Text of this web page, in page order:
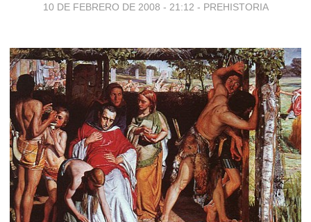
10 DE FEBRERO DE 2008 - 21:12 - PREHISTORIA